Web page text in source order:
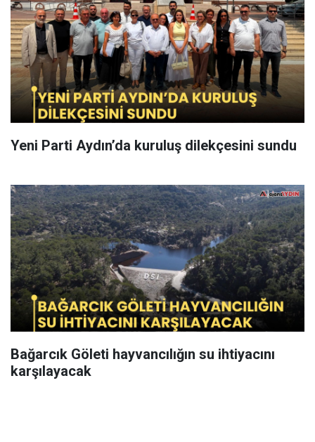
Yeni Parti Aydın’da kuruluş dilekçesini sundu
Bağarcık Göleti hayvancılığın su ihtiyacını
karşılayacak